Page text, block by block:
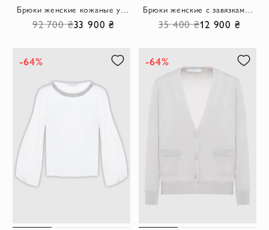
Брюки женские кожаные укороченные зеленые
92 700 ₴33 900 ₴
Брюки женские с завязками на щиколотках зеленые
35 400 ₴12 900 ₴
-64% -64%